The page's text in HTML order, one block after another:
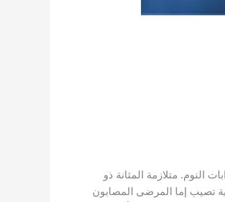
النوم. متلازمة المثانة ذو
تصيب إما المرضى المصابون